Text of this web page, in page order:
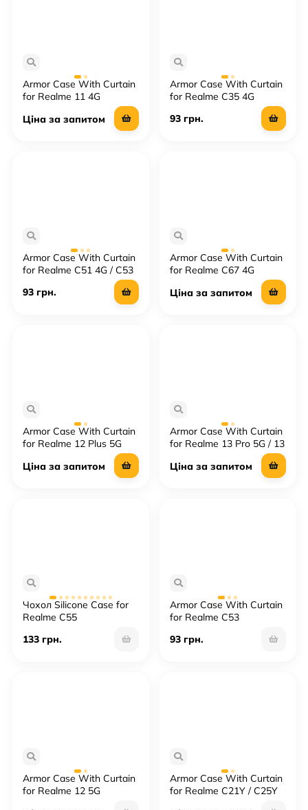
Armor Case With Curtain
for Realme 11 4G
Ціна за запитом
Armor Case With Curtain
for Realme C35 4G
93 грн.
Armor Case With Curtain
for Realme C51 4G / C53
93 грн.
Armor Case With Curtain
for Realme C67 4G
Ціна за запитом
Armor Case With Curtain
for Realme 12 Plus 5G
Ціна за запитом
Armor Case With Curtain
for Realme 13 Pro 5G / 13
Ціна за запитом
Чохол Silicone Case for
Realme C55
133 грн.
Armor Case With Curtain
for Realme C53
93 грн.
Armor Case With Curtain
for Realme 12 5G
Armor Case With Curtain
for Realme C21Y / C25Y